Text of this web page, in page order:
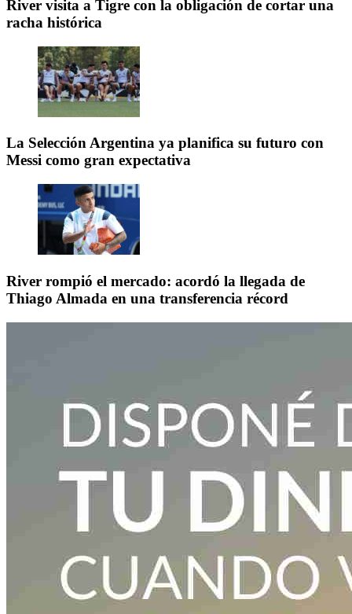
River visita a Tigre con la obligación de cortar una
racha histórica
La Selección Argentina ya planifica su futuro con
Messi como gran expectativa
River rompió el mercado: acordó la llegada de
Thiago Almada en una transferencia récord